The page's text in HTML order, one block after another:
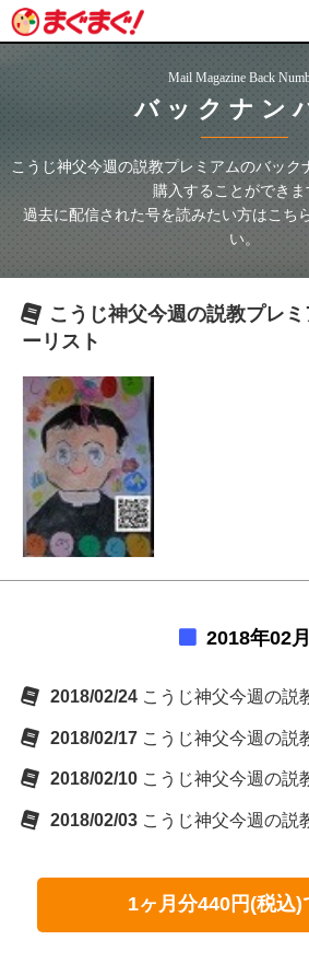
Mail Magazine Back
バックナン
こうじ神父今週の説教プレミアムのバック
購入することができま
過去に配信された号を読みたい方はこち
い。
こうじ神父今週の説教プレ
ーリスト
2018年02月
2018/02/24 こうじ神父今週の説
2018/02/17 こうじ神父今週の説
2018/02/10 こうじ神父今週の説
2018/02/03 こうじ神父今週の説
1ヶ月分440円(税込)